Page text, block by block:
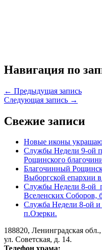
Навигация по
← Предыдущая запись
Следующая запись →
Свежие записи
Новые иконы
Службы Недели 9-ой
Рощинского
Благочинный
Выборгской епархии
Службы Недели 8-ой
Вселенских
Служба Недели 8-ой и
п.Озерки.
188820, Ленинградская
ул. Советская, д. 14.